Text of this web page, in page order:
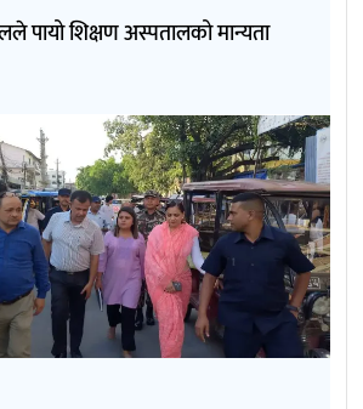
पायो शिक्षण अस्पतालको मान्यता